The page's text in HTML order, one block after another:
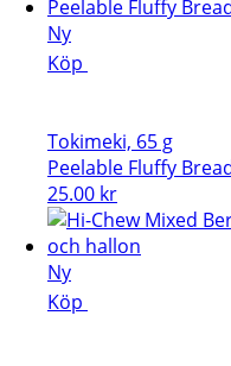
Ny
Köp
Tokimeki, 65 g
Peelable Fluffy
25.00 kr
Ny
Köp